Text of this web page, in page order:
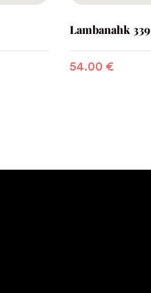
Lambanahk 339
54.00 €